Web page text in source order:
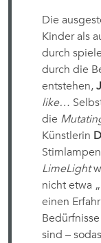
Die
Kinder als
durch
durch die
entstehen,
like…
die
Künstlerin
LimeLight
nicht etwa
einen
sind –